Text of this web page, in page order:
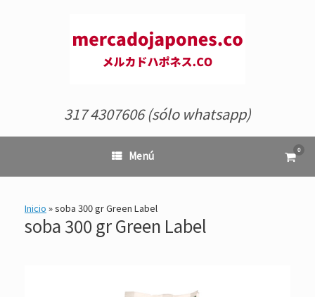
317 4307606 (sólo whatsapp)
Menú Ver
el
0
Inicio »soba 300 gr Green Label
soba 300 gr Green Label